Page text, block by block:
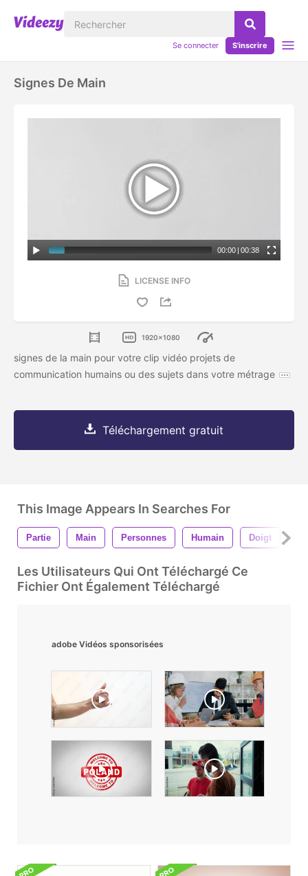
Se connecter S'inscrire
Signes De Main
00:00 | 00:38
LICENSE INFO
1920x1080
signes de la main pour votre clip vidéo projets de
communication humains ou des sujets dans votre métrage
Téléchargement gratuit
This Image Appears In Searches For
Partie Main Personnes Humain Doigt
Les Utilisateurs Qui Ont Téléchargé Ce
Fichier Ont Également Téléchargé
adobe Vidéos sponsorisées